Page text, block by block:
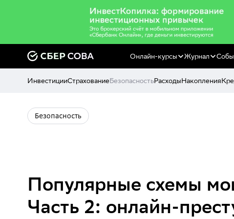
Онлайн-курсы Журнал
ИнвестицииСтрахованиеБезопасностьРасходыНакопления
Безопасность
Популярные схемы
Часть 2: онлайн-